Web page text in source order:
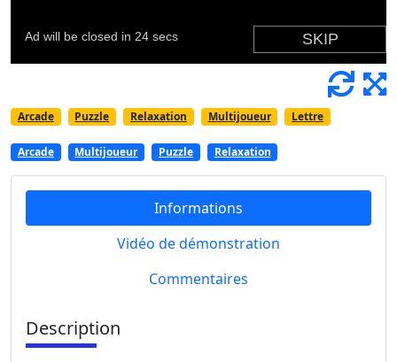
Arcade Puzzle Relaxation Multijoueur Lettre
Arcade Multijoueur Puzzle Relaxation
Informations
Vidéo de démonstration
Commentaires
Description